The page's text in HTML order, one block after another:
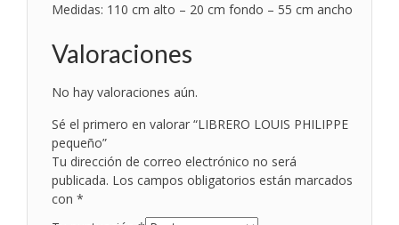
Medidas: 110 cm alto – 20 cm fondo – 55 cm ancho
Valoraciones
No hay valoraciones aún.
Sé el primero en valorar “LIBRERO LOUIS PHILIPPE
pequeño”
Tu dirección de correo electrónico no será
publicada. Los campos obligatorios están marcados
con*